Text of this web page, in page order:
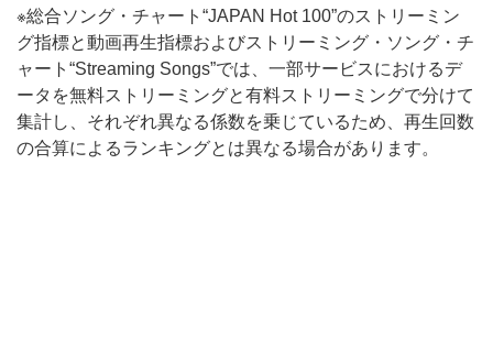
※総合ソング・チャート“JAPAN Hot 100”のストリーミン
グ指標と動画再生指標およびストリーミング・ソング・チ
ャート“Streaming Songs”では、一部サービスにおけるデ
ータを無料ストリーミングと有料ストリーミングで分けて
集計し、それぞれ異なる係数を乗じているため、再生回数
の合算によるランキングとは異なる場合があります。